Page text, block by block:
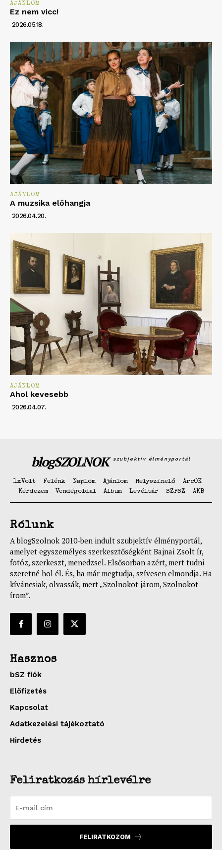
AJÁNLOM
Ez nem vicc!
2026.05.18.
AJÁNLOM
A muzsika előhangja
2026.04.20.
AJÁNLOM
Ahol kevesebb
2026.04.07.
blogSZOLNOK szubjektív élményportál
1xVolt Felénk Naplóm Ajánlom Helyszínelő
ArcOK
Kérdezem
Vendégoldal Album Levéltár SZPSZ AKB
Rólunk
A blogSzolnok 2010-ben indult szubjektív élményportál,
amelyet egyszemélyes szerkesztőségként Bajnai Zsolt ír,
fotóz, szerkeszt, menedzsel. Elsősorban azért, mert tudni
szeretné hol él. És, ha már megtudja, szívesen elmondja. Ha
kíváncsiak, olvassák, mert „Szolnokot járom, Szolnokot
írom”.
Hasznos
bSZ fiók
Előfizetés
Kapcsolat
Adatkezelési tájékoztató
Hirdetés
Feliratkozás hírlevélre
FELIRATKOZOM